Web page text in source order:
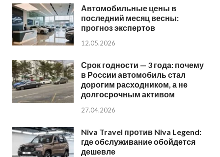
Автомобильные цены в
последний месяц весны:
прогноз экспертов
12.05.2026
Срок годности — 3 года: почему
в России автомобиль стал
дорогим расходником, а не
долгосрочным активом
27.04.2026
Niva Travel против Niva Legend:
где обслуживание обойдется
дешевле